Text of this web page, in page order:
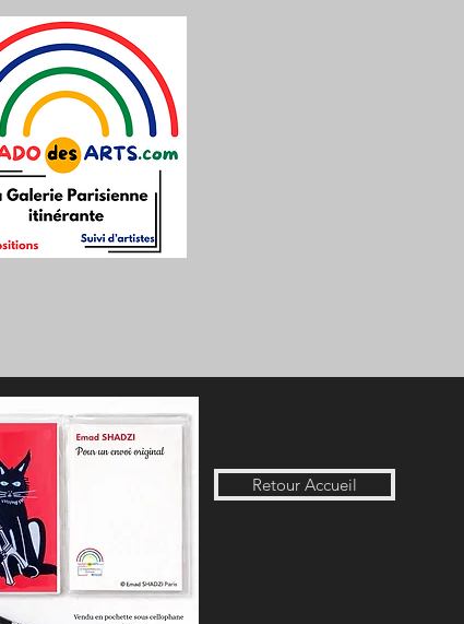
Retour Accueil